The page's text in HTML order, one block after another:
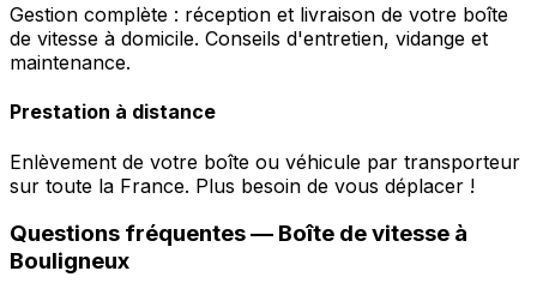
Gestion complète : réception et livraison de votre boîte
de vitesse à domicile. Conseils d'entretien, vidange et
maintenance.
Prestation à distance
Enlèvement de votre boîte ou véhicule par transporteur
sur toute la France. Plus besoin de vous déplacer !
Questions fréquentes — Boîte de vitesse à
Bouligneux